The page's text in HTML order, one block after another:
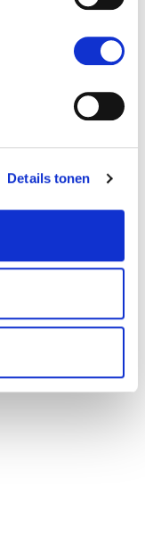
Details tonen